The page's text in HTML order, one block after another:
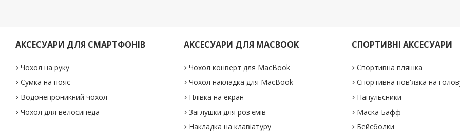
АКСЕСУАРИ ДЛЯ СМАРТФОНІВ
Чохол на руку
Сумка на пояс
Водонепроникний чохол
Чохол для велосипеда
АКСЕСУАРИ ДЛЯ MACBOOK
Чохол конверт для MacBook
Чохол накладка для MacBook
Плівка на екран
Заглушки для роз'ємів
Накладка на клавіатуру
СПОРТИВНІ АКСЕСУАРИ
Спортивна пляшка
Спортивна пов'язка на
Напульсники
Маска Бафф
Бейсболки